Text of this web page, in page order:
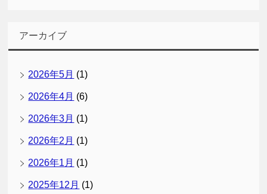
アーカイブ
2026年5月 (1)
2026年4月 (6)
2026年3月 (1)
2026年2月 (1)
2026年1月 (1)
2025年12月 (1)